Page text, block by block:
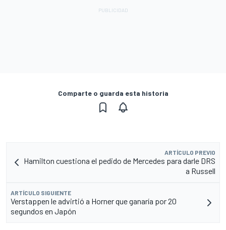
Comparte o guarda esta historia
ARTÍCULO PREVIO
Hamilton cuestiona el pedido de Mercedes para darle DRS
a Russell
ARTÍCULO SIGUIENTE
Verstappen le advirtió a Horner que ganaría por 20
segundos en Japón